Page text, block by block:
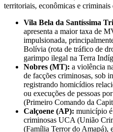
territoriais, econômicas e
Vila Bela da Santíssima
apresenta a maior taxa de
impulsionada,
Bolívia (rota de tráfico de
garimpo ilegal na Terra
Nobres (MT): a violência
de facções criminosas, sob
registrando homicídios
ou execuções de pessoas
(Primeiro Comando da
Calçoene (AP): município
criminosas UCA (União
(Família Terror do Amapá),